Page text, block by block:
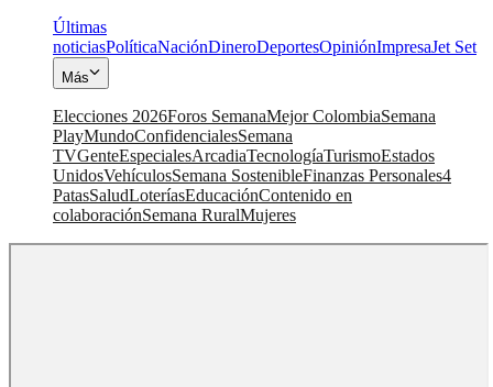
Últimas
noticiasPolíticaNaciónDineroDeportesOpiniónImpresaJet Set
Más
Elecciones 2026Foros SemanaMejor ColombiaSemana
PlayMundoConfidencialesSemana
TVGenteEspecialesArcadiaTecnologíaTurismoEstados
UnidosVehículosSemana SostenibleFinanzas Personales4
PatasSaludLoteríasEducaciónContenido en
colaboraciónSemana RuralMujeres